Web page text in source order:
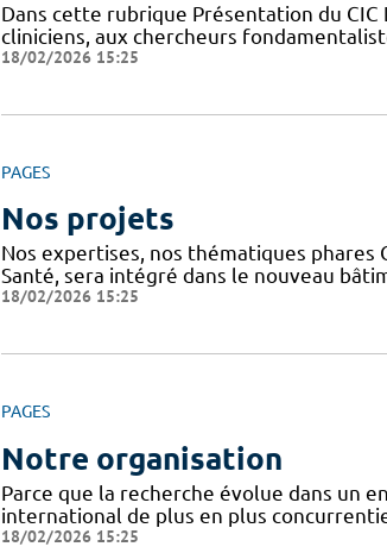
Dans cette rubrique Présentation du
cliniciens, aux chercheurs
18/02/2026 15:25
PAGES
Nos projets
Nos expertises, nos thématiques phares
Santé, sera intégré dans le nouveau
18/02/2026 15:25
PAGES
Notre organisation
Parce que la recherche évolue dans un
international de plus en plus
18/02/2026 15:25